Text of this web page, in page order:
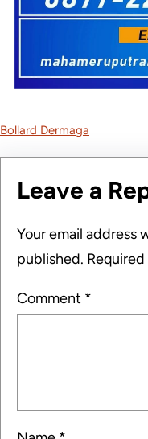
Bollard Dermaga
Leave a
Your email address
published.
Comment *